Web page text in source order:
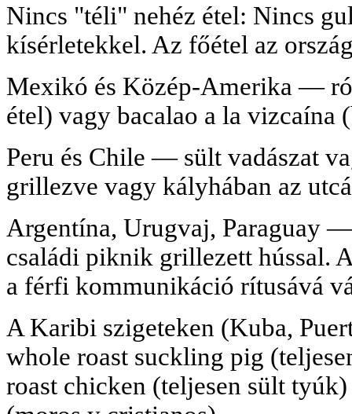
Nincs "téli" nehéz étel: Nincs
kísérletekkel. Az főétel az
Mexikó és Közép-Amerika —
étel) vagy bacalao a la vizcaína
Peru és Chile — sült vadászat
grillezve vagy kályhában az
Argentína, Urugvaj, Paraguay
családi piknik grillezett hússal.
a férfi kommunikáció rítusává
A Karibi szigeteken (Kuba,
whole roast suckling pig
roast chicken (teljesen sült